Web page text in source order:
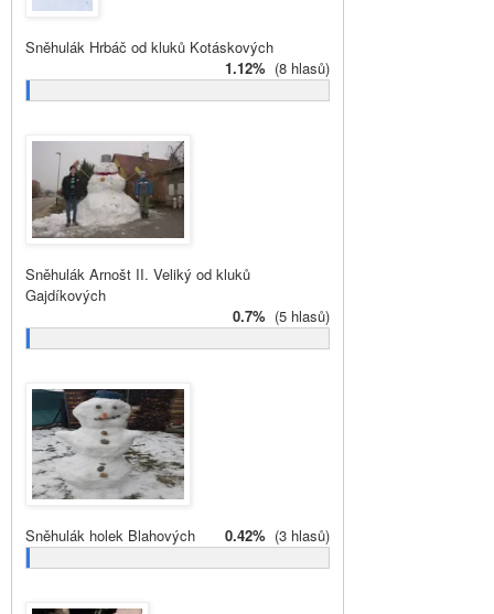
Sněhulák Hrbáč od kluků Kotáskových
1.12% (8 hlasů)
Sněhulák Arnošt II. Veliký od kluků
Gajdíkových
0.7% (5 hlasů)
Sněhulák holek Blahových 0.42% (3 hlasů)